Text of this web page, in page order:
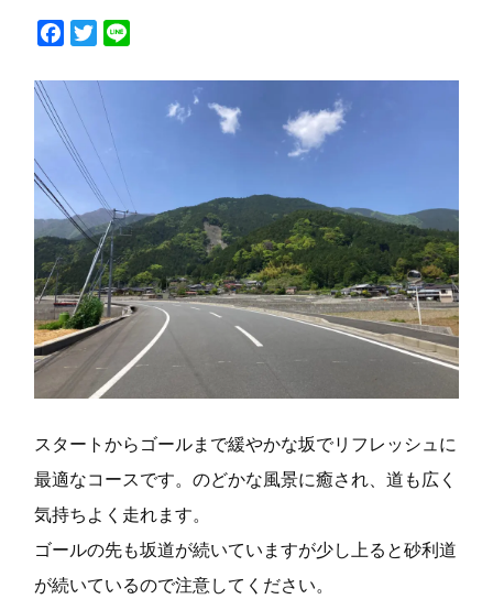
F
c
b
o
k
T
i
t
e
r
n
スタートからゴールまで緩やかな坂でリフレッシュに
最適なコースです。のどかな風景に癒され、道も広く
気持ちよく走れます。
ゴールの先も坂道が続いていますが少し上ると砂利道
が続いているので注意してください。